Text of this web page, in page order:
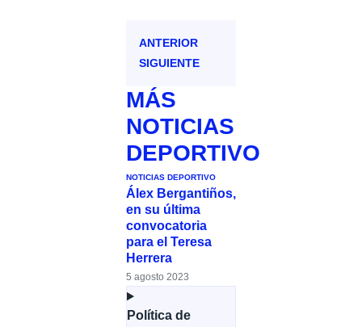
ANTERIOR
SIGUIENTE
MÁS
NOTICIAS
DEPORTIVO
NOTICIAS DEPORTIVO
Álex Bergantiños,
en su última
convocatoria
para el Teresa
Herrera
5 agosto 2023
Política de